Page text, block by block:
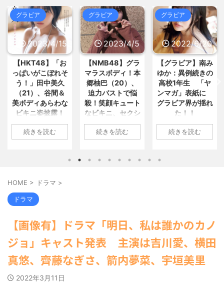
(8/8 05:07)
スーパーワイ「ハム忘れた」店員
「また買ってください」ワイ「も... /
おまとめ : おすすめ NEW! (8/8 04:47)
【驚愕】インスタ女さん、とんで
もないものをアップしてしまいコ... /
おまとめ : おすすめ NEW! (8/8 04:43)
【胸糞】北海道江別大学生殺人事
件、主犯格の川口被告(19)に... / おま
とめ : おすすめ NEW! (8/8 04:43)
【信長の野望・新生】米問屋をど
気になるニュースまとめアンテナ
(8/29 00:02)
なるニュースまとめアンテナ
(8/29
【悲報】乃木中３０ｔｈヒット祈
願が死ぬほど / 気になるニュースまと
めアンテナ (8/29 00:00)
【モバマスSS】志希「苺の美味し
になるニュースまとめアンテナ (8/29
00:00)
【速報】スプラトゥーン公式、謝
罪 / 気になるニュースまとめアンテナ
Powered by livedoor 相互
RSS
きたモブキャラをとんでもない目... /
5chまとめMAP(総合) NEW! (8/8
05:49)
【動画】中日・根尾昂さん、マジ
でヤバい事態に… / 5chまとめMAP(総
合) NEW! (8/8 05:35)
【芸能】レインボー池田直人＆元
読売テレビ・佐藤佳奈アナが結婚 /
5chまとめMAP(総合) NEW! (8/8
05:23)
男の子「モモンガの声優ってどん
な人なんだろ」→ググる / 5chまとめ
MAP(総合)
NEW! (8/8 05:23)
【画像】村重杏奈さん(30)のお胸
がコチラwwwwwwwww... / 5chまと
めMAP(総合)
NEW! (8/8 05:03)
ゅーすなう！ まとめアンテナ
すなう！ まとめアンテナ (7/30
22:16)
勇気を出して白人美女にチン凸し
たアジア人短小男♂、爆笑されて... /
にゅーすなう！ まとめアンテナ
(7/30 22:06)
4/15
】「お
こぼれそ
中美久
谷間＆
あらわな
披露！
いすぎ
の声殺到
中美久
8日、自
を更
なった
披露し
「素敵
田中さ
に、自
グラビア
2023/4/5
【NMB48】グラ
マラスボディ！本
郷柚巴（20）、
迫力バストで悩
殺！笑顔キュート
なビキニ、セクシ
ーニット、ランジ
ェリー姿披露
2023/04/01(土)
NMB48の本郷柚巴
イト『ヤングアニ
マルWeb』のグラ
ビアに初登場し
ボディを武器に、
中の本郷。 今回、
グラビア
2022/6/20
【グラビア】南み
ゆか：異例続きの
高校1年生 「ヤ
ンマガ」表紙に
グラビア界が揺れ
た！！
1: 名無しさん
2022/06/20(月)
「OS☆K」の南み
ゆかさんが、6月
20日発売のマンガ
ガジン」（講談
グラビア
【速報で
川翔子「
2位 8
ランジェ
トほか「
上に攻め
最高に
い“しょ
ルミライ
部を売り
週間
HOME > ドラマ >
ドラマ
【画像有】ドラマ「明日、私は誰かのカノ
ジョ」キャスト発表 主演は吉川愛、横田
真悠、齊藤なぎさ、箭内夢菜、宇垣美里
2022年3月11日